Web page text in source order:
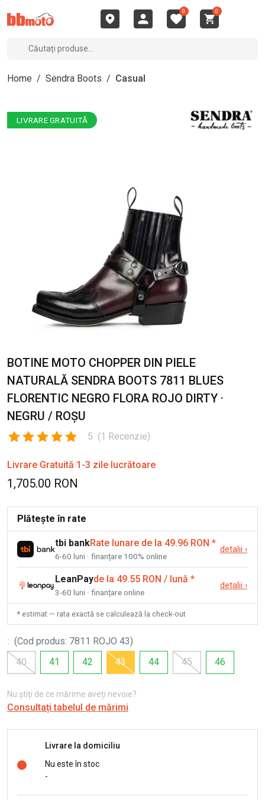
0 0
Home / Sendra Boots / Casual
LIVRARE GRATUITĂ
BOTINE MOTO CHOPPER DIN PIELE
NATURALĂ SENDRA BOOTS 7811 BLUES
FLORENTIC NEGRO FLORA ROJO DIRTY ·
NEGRU / ROȘU
5 (1 Recenzie)
Livrare Gratuită 1-3 zile lucrătoare
1,705.00 RON
Plătește în rate
tbi bankRate lunare de la 49.96 RON *
6-60 luni · finanțare 100% online
detalii ›
LeanPayde la 49.55 RON / lună *
3-60 luni · finanțare online
detalii ›
* estimat — rata exactă se calculează la check-out
: (Cod produs: 7811 ROJO 43)
40
41 42 43 44 45 46
Nu știți de ce mărime aveți nevoie?
Consultați tabelul de mărimi
Livrare la domiciliu
Nu este în stoc
-